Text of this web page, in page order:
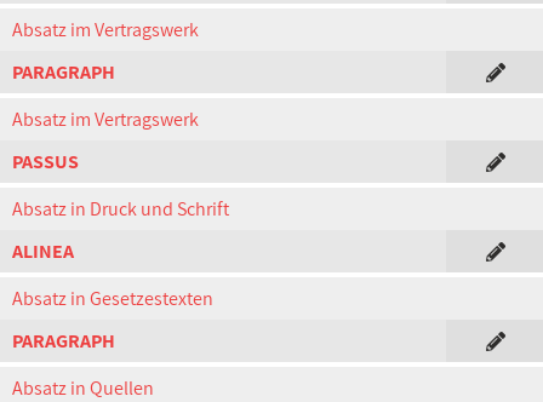
Absatz im Vertragswerk
PARAGRAPH
Absatz im Vertragswerk
PASSUS
Absatz in Druck und Schrift
ALINEA
Absatz in Gesetzestexten
PARAGRAPH
Absatz in Quellen